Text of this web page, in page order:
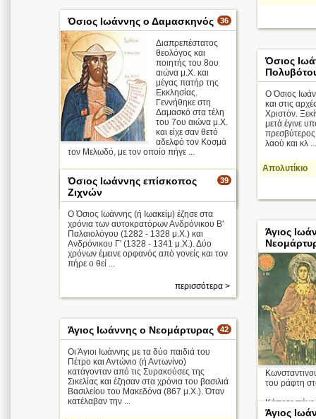
36
Όσιος Ιωάννης ο Δαμασκηνός
Διαπρεπέστατος
θεολόγος και
ποιητής του 8ου
αιώνα μ.Χ. και
μέγας πατήρ της
Εκκλησίας.
Γεννήθηκε στη
Δαμασκό στα τέλη
του 7ου αιώνα μ.Χ.
και είχε σαν θετό
αδελφό τον Κοσμά
τον Μελωδό, με τον οποίο πήγε ...
Απολυτίκιο
Όσιος
Ο Όσιος
και στις
Χριστόν.
μετά έγινε
λαού και κλ ...
Απολυτίκιο
39
Όσιος Ιωάννης επίσκοπος
Ζιχνών
Ο Όσιος Ιωάννης (ή Ιωακείμ) έζησε στα
χρόνια των αυτοκρατόρων Ανδρόνικου Β'
Παλαιολόγου (1282 - 1328 μ.Χ.) και
Ανδρόνικου Γ' (1328 - 1341 μ.Χ.). Δύο
χρόνων έμεινε ορφανός από γονείς και τον
πήρε ο θεί ...
περισσότερα >
Άγιος
του ράφτη
Κάποτε πήγε
42
Άγιος Ιωάννης ο Νεομάρτυρας
Οι Άγιοι Ιωάννης με τα δύο παιδιά του
Πέτρο και Αντώνιο (ή Αντωνίνο)
κατάγονταν από τις Συρακούσες της
Σικελίας και έζησαν στα χρόνια του βασιλιά
Βασιλείου του Μακεδόνα (867 μ.Χ.). Όταν
κατέλαβαν την ...
Άγιος